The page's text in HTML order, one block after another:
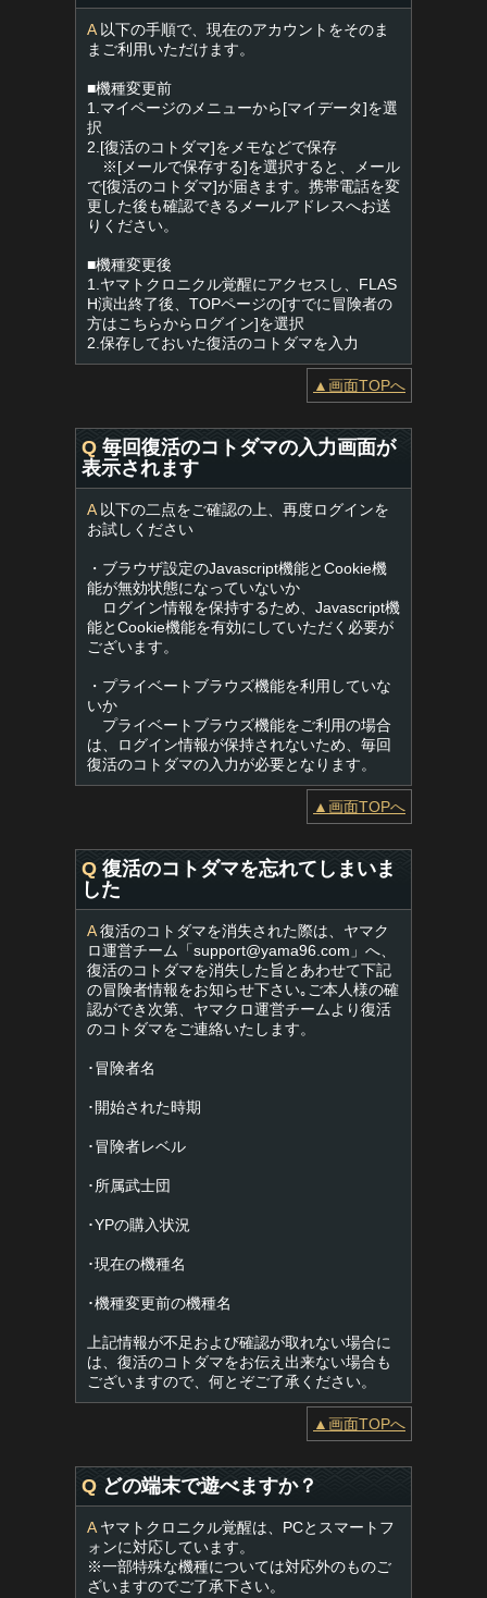
A以下の手順で、現在のアカウントをそのま
まご利用いただけます。
■機種変更前
1.マイページのメニューから[マイデータ]を選
択
2.[復活のコトダマ]をメモなどで保存
※[メールで保存する]を選択すると、メール
で[復活のコトダマ]が届きます。携帯電話を変
更した後も確認できるメールアドレスへお送
りください。
■機種変更後
1.ヤマトクロニクル覚醒にアクセスし、FLAS
H演出終了後、TOPページの[すでに冒険者の
方はこちらからログイン]を選択
2.保存しておいた復活のコトダマを入力
▲画面TOPへ
Q 毎回復活のコトダマの入力画面が
表示されます
A以下の二点をご確認の上、再度ログインを
お試しください
・ブラウザ設定のJavascript機能とCookie機
能が無効状態になっていないか
ログイン情報を保持するため、Javascript機
能とCookie機能を有効にしていただく必要が
ございます。
・プライベートブラウズ機能を利用していな
いか
プライベートブラウズ機能をご利用の場合
は、ログイン情報が保持されないため、毎回
復活のコトダマの入力が必要となります。
▲画面TOPへ
Q 復活のコトダマを忘れてしまいま
した
A復活のコトダマを消失された際は、ヤマク
ロ運営チーム「support@yama96.com 」へ、
復活のコトダマを消失した旨とあわせて下記
の冒険者情報をお知らせ下さい｡ご本人様の確
認ができ次第、ヤマクロ運営チームより復活
のコトダマをご連絡いたします。
･冒険者名
･開始された時期
･冒険者レベル
･所属武士団
･YPの購入状況
･現在の機種名
･機種変更前の機種名
上記情報が不足および確認が取れない場合に
は、復活のコトダマをお伝え出来ない場合も
ございますので、何とぞご了承ください。
▲画面TOPへ
Q どの端末で遊べますか？
Aヤマトクロニクル覚醒は、PCとスマートフ
ォンに対応しています。
※一部特殊な機種については対応外のものご
ざいますのでご了承下さい。